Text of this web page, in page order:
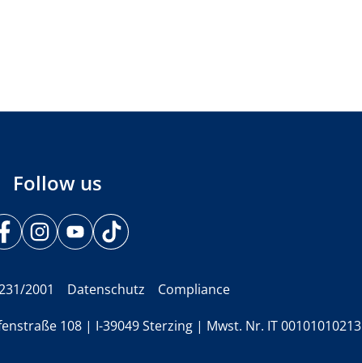
Follow us
2001 Datenschutz Compliance
108 | I-39049 Sterzing | Mwst. Nr. IT 00101010213